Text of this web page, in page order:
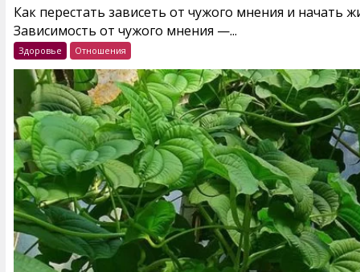
Как перестать зависеть от чужого мнения и начать
Зависимость от чужого мнения —...
Здоровье Отношения